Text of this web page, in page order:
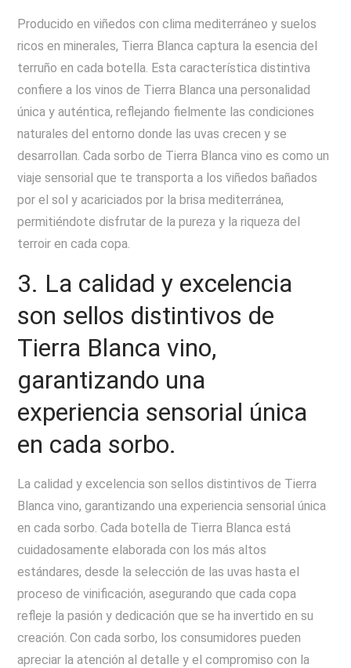
Producido en viñedos con clima mediterráneo y suelos
ricos en minerales, Tierra Blanca captura la esencia del
terruño en cada botella. Esta característica distintiva
confiere a los vinos de Tierra Blanca una personalidad
única y auténtica, reflejando fielmente las condiciones
naturales del entorno donde las uvas crecen y se
desarrollan. Cada sorbo de Tierra Blanca vino es como un
viaje sensorial que te transporta a los viñedos bañados
por el sol y acariciados por la brisa mediterránea,
permitiéndote disfrutar de la pureza y la riqueza del
terroir en cada copa.
3. La calidad y excelencia
son sellos distintivos de
Tierra Blanca vino,
garantizando una
experiencia sensorial única
en cada sorbo.
La calidad y excelencia son sellos distintivos de Tierra
Blanca vino, garantizando una experiencia sensorial única
en cada sorbo. Cada botella de Tierra Blanca está
cuidadosamente elaborada con los más altos
estándares, desde la selección de las uvas hasta el
proceso de vinificación, asegurando que cada copa
refleje la pasión y dedicación que se ha invertido en su
creación. Con cada sorbo, los consumidores pueden
apreciar la atención al detalle y el compromiso con la